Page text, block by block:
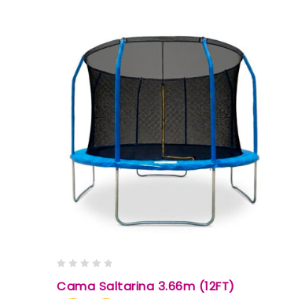
out
Cama Saltarina 3.66m (12FT)